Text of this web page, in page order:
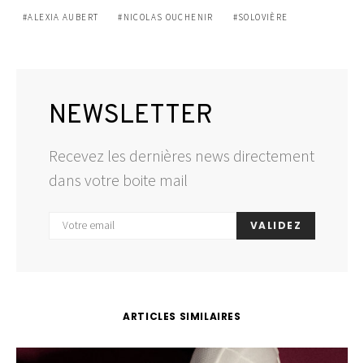
ALEXIA AUBERT NICOLAS OUCHENIR SOLOVIÈRE
NEWSLETTER
Recevez les dernières news directement
dans votre boite mail
VALIDEZ
ARTICLES SIMILAIRES